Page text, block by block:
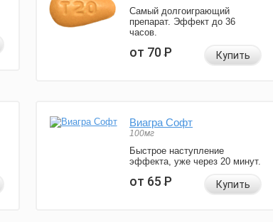
Самый долгоиграющий
препарат. Эффект до 36
часов.
от 70Р Купить
Виагра Софт
100мг
Быстрое наступление
эффекта, уже через 20 минут.
от 65Р Купить